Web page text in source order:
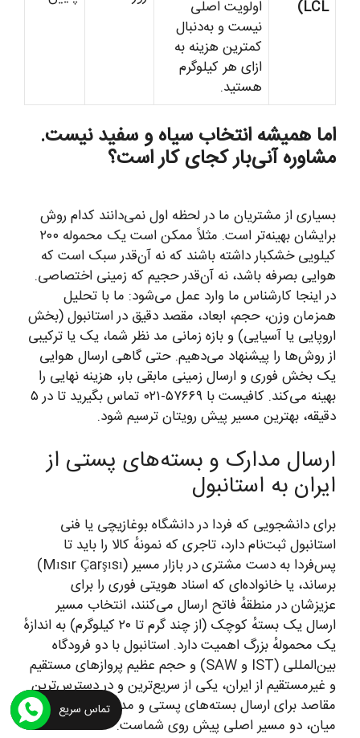
LCL)
اولویت اصلی
نیست و به‌دنبال
کمترین هزینه به
ازای هر کیلوگرم
هستید.
اما همیشه انتخاب سیاه و سفید نیست.
مشاوره آنی‌بار کجای کار است؟
بسیاری از مشتریان ما در لحظه اول نمی‌دانند کدام روش
برایشان بهینه‌تر است. مثلاً ممکن است یک محموله ۲۰۰
کیلویی خشکبار داشته باشند که نه آن‌قدر سبک است که
هوایی بصرفه باشد، نه آن‌قدر حجیم که زمینی اختصاصی.
در اینجا کارشناس ما وارد عمل می‌شود: ما با تحلیل
همزمان وزن، حجم، ابعاد، مقصد دقیق در استانبول (بخش
اروپایی یا آسیایی) و بازه زمانی مد نظر شما، یک یا ترکیبی
از روش‌ها را پیشنهاد می‌دهیم. حتی گاهی ارسال هوایی
یک بخش فوری و ارسال زمینی مابقی بار، هزینه نهایی را
بهینه می‌کند. کافیست با ۵۷۶۶۹-۰۲۱ تماس بگیرید تا در ۵
دقیقه، بهترین مسیر پیش رویتان ترسیم شود.
ارسال مدارک و بسته‌های پستی از
ایران به استانبول
برای دانشجویی که فردا در دانشگاه بوغازیچی یا فنی
استانبول ثبت‌نام دارد، تاجری که نمونهٔ کالا را باید تا
پس‌فردا به دست مشتری در بازار مسیر (Mısır Çarşısı)
برساند، یا خانواده‌ای که اسناد هویتی فوری را برای
عزیزشان در منطقهٔ فاتح ارسال می‌کنند، انتخاب مسیر
ارسال یک بستهٔ کوچک (از چند گرم تا ۲۰ کیلوگرم) به اندازهٔ
یک محمولهٔ بزرگ اهمیت دارد. استانبول با دو فرودگاه
بین‌المللی (IST و SAW) و حجم عظیم پروازهای مستقیم
و غیرمستقیم از ایران، یکی از سریع‌ترین و در دسترس‌ترین
مقاصد برای ارسال بسته‌های پستی و مدارک است. در این
میان، دو مسیر اصلی پیش روی شماست.
تماس سریع